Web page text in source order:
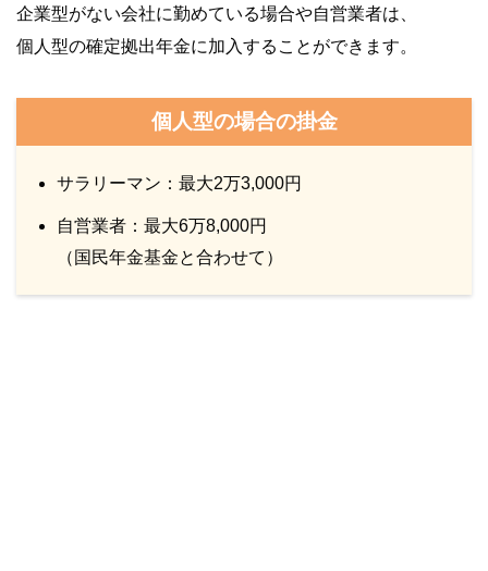
企業型がない会社に勤めている場合や自営業者は、
個人型の確定拠出年金に加入することができます。
個人型の場合の掛金
サラリーマン：最大2万3,000円
自営業者：最大6万8,000円
（国民年金基金と合わせて）